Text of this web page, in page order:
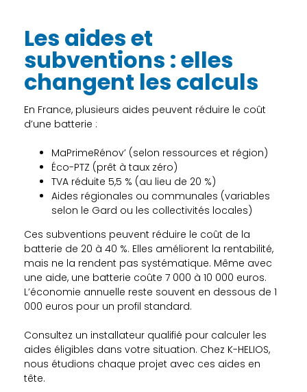
Les aides et
subventions : elles
changent les calculs
En France, plusieurs aides peuvent réduire le coût
d’une batterie :
MaPrimeRénov’ (selon ressources et région)
Éco-PTZ (prêt à taux zéro)
TVA réduite 5,5 % (au lieu de 20 %)
Aides régionales ou communales (variables
selon le Gard ou les collectivités locales)
Ces subventions peuvent réduire le coût de la
batterie de 20 à 40 %. Elles améliorent la rentabilité,
mais ne la rendent pas systématique. Même avec
une aide, une batterie coûte 7 000 à 10 000 euros.
L’économie annuelle reste souvent en dessous de 1
000 euros pour un profil standard.
Consultez un installateur qualifié pour calculer les
aides éligibles dans votre situation. Chez K-HELIOS,
nous étudions chaque projet avec ces aides en
tête.